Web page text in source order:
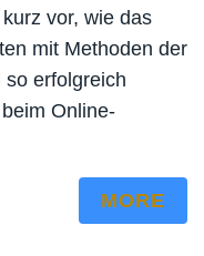
vor, wie das
mit Methoden der
so erfolgreich
Online-
MORE